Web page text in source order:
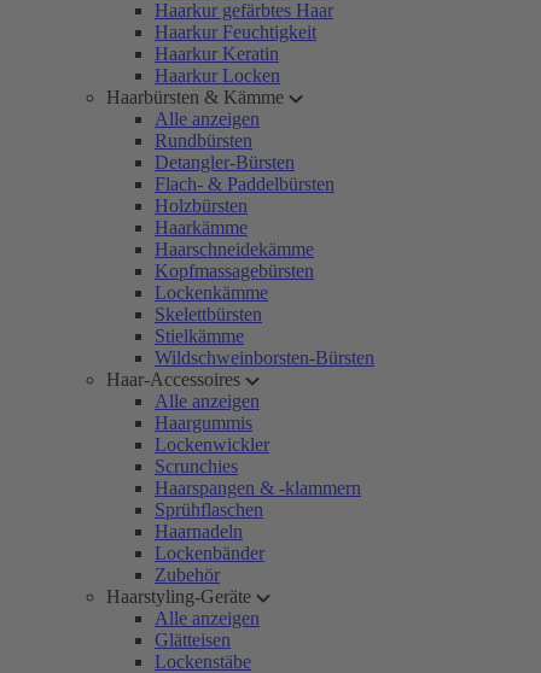
Haarkur gefärbtes Haar
Haarkur Feuchtigkeit
Haarkur Keratin
Haarkur Locken
Haarbürsten & Kämme
Alle anzeigen
Rundbürsten
Detangler-Bürsten
Flach- & Paddelbürsten
Holzbürsten
Haarkämme
Haarschneidekämme
Kopfmassagebürsten
Lockenkämme
Skelettbürsten
Stielkämme
Wildschweinborsten-Bürsten
Haar-Accessoires
Alle anzeigen
Haargummis
Lockenwickler
Scrunchies
Haarspangen & -klammern
Sprühflaschen
Haarnadeln
Lockenbänder
Zubehör
Haarstyling-Geräte
Alle anzeigen
Glätteisen
Lockenstäbe